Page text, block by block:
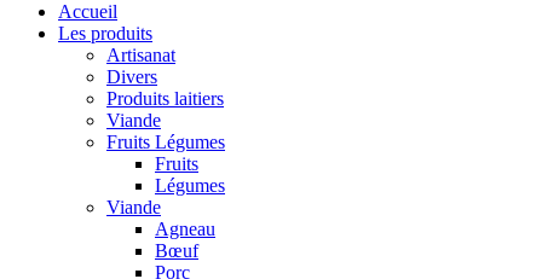
Accueil
Les produits
Artisanat
Divers
Produits laitiers
Viande
Fruits Légumes
Fruits
Légumes
Viande
Agneau
Bœuf
Porc